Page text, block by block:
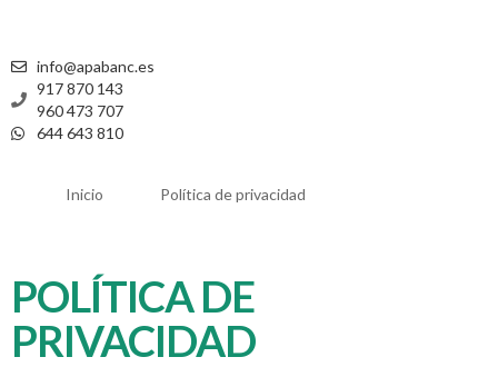
info@apabanc.es
917 870 143
960 473 707
644 643 810
Inicio Política de privacidad
POLÍTICA DE
PRIVACIDAD